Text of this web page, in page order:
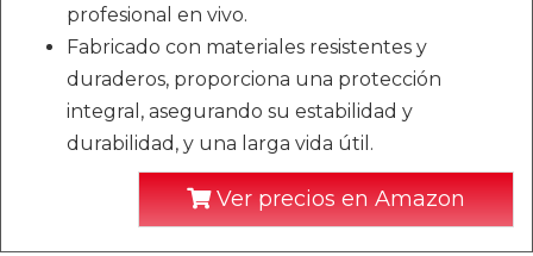
profesional en vivo.
Fabricado con materiales resistentes y
duraderos, proporciona una protección
integral, asegurando su estabilidad y
durabilidad, y una larga vida útil.
Ver precios en Amazon